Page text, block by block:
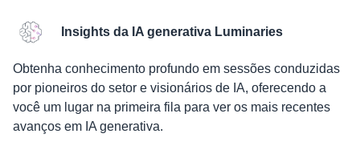
Insights da IA generativa Luminaries
Obtenha conhecimento profundo em sessões conduzidas
por pioneiros do setor e visionários de IA, oferecendo a
você um lugar na primeira fila para ver os mais recentes
avanços em IA generativa.